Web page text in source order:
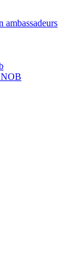
ambassadeurs
NOB